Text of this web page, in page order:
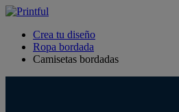
Crea tu diseño
Ropa bordada
Camisetas bordadas